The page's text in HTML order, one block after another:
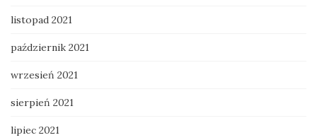
listopad 2021
październik 2021
wrzesień 2021
sierpień 2021
lipiec 2021